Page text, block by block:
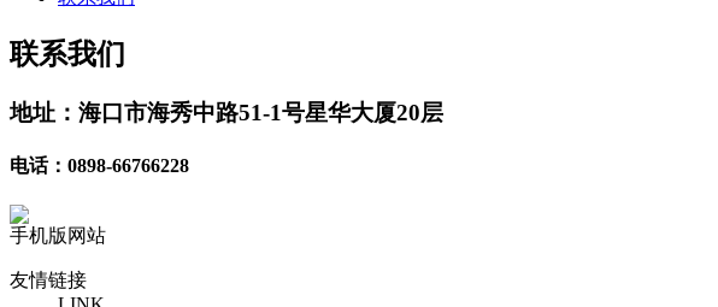
联系我们
地址：海口市海秀中路51-1号星华大厦20层
电话：0898-66766228
手机版网站
友情链接